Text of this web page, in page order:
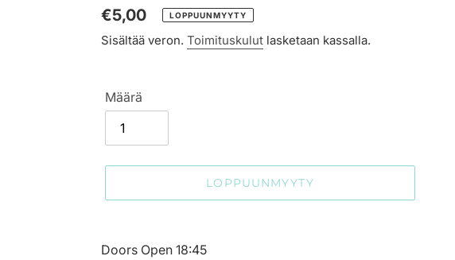
Normaalihinta
€5,00 LOPPUUNMYYTY
Sisältää veron. Toimituskulut lasketaan kassalla.
Määrä
LOPPUUNMYYTY
lisääminen
Doors Open 18:45